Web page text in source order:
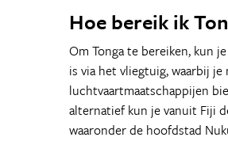
Hoe bereik ik
Om Tonga te bereiken, kun
is via het vliegtuig, waarbij
luchtvaartmaatschappijen
alternatief kun je vanuit Fiji
waaronder de hoofdstad